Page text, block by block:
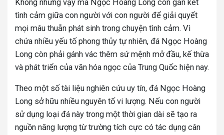
Không những vậy mà Ngọc Hoàng Long còn gắn kết
tình cảm giữa con người với con người để giải quyết
mọi mâu thuẫn phát sinh trong chuyện tình cảm. Vì
chứa nhiều yếu tố phong thủy tự nhiên, đá Ngọc Hoàng
Long còn phải gánh vác thêm sứ mệnh mở đầu, kế thừa
và phát triển của văn hóa ngọc của Trung Quốc hiện nay.
Theo một số tài liệu nghiên cứu uy tín, đá Ngọc Hoàng
Long sở hữu nhiều nguyên tố vi lượng. Nếu con người
sử dụng loại đá này trong một thời gian dài sẽ tạo ra
nguồn năng lượng từ trường tích cực có tác dụng cân